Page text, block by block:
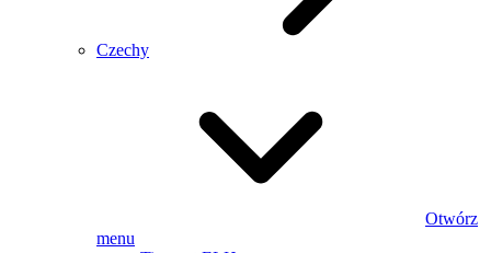
Czechy
Otwórz
menu